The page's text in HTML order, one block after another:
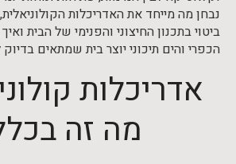
נבחן מה מייחד את האדריכלות
ביטוי בתכנון החיצוני והפנימי של הבית
הכפרי והים תיכוני יוצר בית שמתאים
אדריכלות
מה זה